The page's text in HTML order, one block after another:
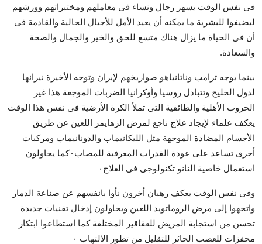
فى نفس الوقت يسهر رجال ونساء فى معاملهم ومختبراتهم وورشهم
ليضيفوا للبشرية ما يمكنه أن يعيد الأمل للأجيال الحالية والقادمة فى
أن فى الحياة ما يزال هناك متسع للحق والخير والجمال والصحة
والسعادة.
بينما يوجه ترامب وناتانياهو صواريخهم لإيران وتوجه الأخيرة نيرانها
لدول الخليج وتتبادل روسيا وأوكرانيا الضربات الموجعة هذا غير
الحروب الأهلية والطائفية التى تملأ الكرة الأرضية فى نفس هذا الوقت
يعكف علماء لإيجاد علاج ناجع لمرض الزهايمر اللعين عن طريق
الأجسام المضادة الموجهة مثل الليكانيماب والدونانيماب ومركبات
أخرى تساعد على عودة القدرات المعرفية للمصاب٠كما يحاولون
استعمال خاصية النانو تكنولوجى فى العلاج٠
وفى نفس الوقت يعكف رهبان أخرون نأوا بانفسهم عن صناعة الدمار
واتجهوا إلى مرض الروماتويد اللعين ويحاولون إدخال تقنيات جديدة
تحسن من استجابة المريض للعقاقير المختلفة كما استطاعوا ابتكار
محفزات للعصب الحائر للتقليل من تطور الالتهاب ٠